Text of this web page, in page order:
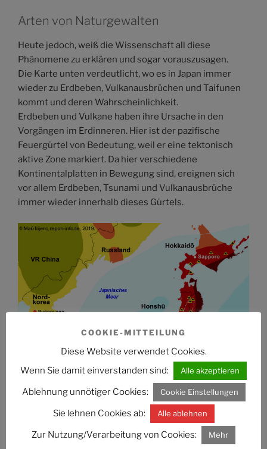
Arten von Naturgewalten
Heute jedoch, weiß die Wissenschaft all diese
Phänomene zu erklären und sogar vorauszusagen.
Die Karte unten verdeutlicht, wo es in Japan immer
wieder zu Erdbeben, Vulkanausbrüchen und Taifunen
kommt und deren Wahrscheinlichkeit.
Erdbeben und Vulkane haben ihre Ursache in den
Vorgängen im Erdinneren. Hier ist der pazifische
Feuergürtel von Bedeutung, weil er eine tektonisch
aktive Zone markiert. Da hier verschiedene
Kontinentalplatten in Bewegung sind, ereignen sich
vor allem Erdbeben, Tsunami und Vulkanausbrüche
immer wieder innerhalb dieses Gürtels.
COOKIE-MITTEILUNG
Diese Website verwendet Cookies.
Wenn Sie damit einverstanden sind:
Alle akzeptieren
Ablehnung unnötiger Cookies: Cookie Einstellungen
Sie lehnen Cookies ab: Alle ablehnen
Zur Nutzung/Verarbeitung von Cookies: Mehr